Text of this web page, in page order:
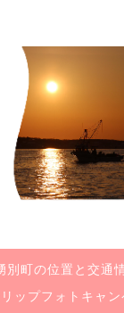
別町の位置と交通
プフォトキャン